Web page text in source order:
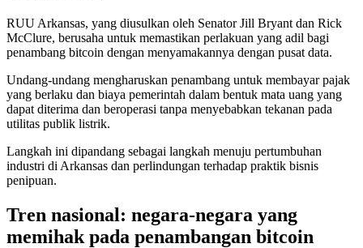
RUU Arkansas, yang diusulkan oleh Senator Jill Bryant dan Rick
McClure, berusaha untuk memastikan perlakuan yang adil bagi
penambang bitcoin dengan menyamakannya dengan pusat data.
Undang-undang mengharuskan penambang untuk membayar pajak
yang berlaku dan biaya pemerintah dalam bentuk mata uang yang
dapat diterima dan beroperasi tanpa menyebabkan tekanan pada
utilitas publik listrik.
Langkah ini dipandang sebagai langkah menuju pertumbuhan
industri di Arkansas dan perlindungan terhadap praktik bisnis
penipuan.
Tren nasional: negara-negara yang
memihak pada penambangan bitcoin